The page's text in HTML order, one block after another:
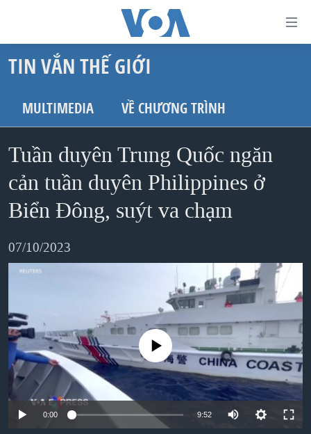
dẫn
truy
cập
dung
chính
Tới
hướng
chính
tới
"Tìm"
TRANG CHỦ
VIỆT NAM
HOA KỲ
BIỂN ĐÔNG
THẾ GIỚI
BLOG
MỤC
TỰ DO BÁO CHÍ
NGƯỜI VIỆT HẢI NGOẠI
ĐỜI SỐNG
KINH TẾ
KHOA HỌC
SỨC KHOẺ
CHUYÊN ĐỀ
CHIẾN TRANH THƯƠNG MẠI CỦA MỸ: QUÁ KHỨ VÀ HIỆN
TẠI
HÀNH TRÌNH BẦU CỬ 2024
MỘT NĂM CHIẾN TRANH TẠI DẢI GAZA
GIẢI MÃ VÀNH ĐAI & CON ĐƯỜNG
NGÀY TỊ NẠN THẾ GIỚI
VIDEO
NGHE
MẠNG XÃ HỘI
TIN VẮN THẾ GIỚI
MULTIMEDIA VỀ CHƯƠNG TRÌNH
Tuần duyên Trung Quốc ngăn
cản tuần duyên Philippines ở
Biển Đông, suýt va chạm
07/10/2023
No media source currently available
0:00 9:52